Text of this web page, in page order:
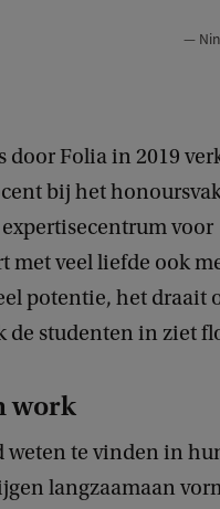
door Folia in 2019
bij het
voor
met veel liefde ook
potentie, het draait
studenten in ziet
work
weten te vinden in
langzaamaan